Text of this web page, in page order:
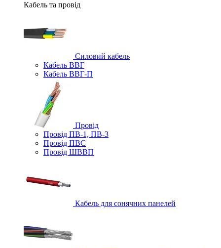
Кабель та провід
Силовий кабель
Кабель ВВГ
Кабель ВВГ-П
Провід
Провід ПВ-1, ПВ-3
Провід ПВС
Провід ШВВП
Кабель для сонячних панелей